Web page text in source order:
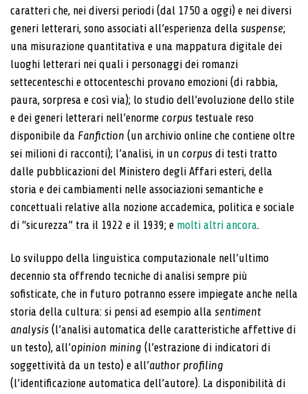
caratteri che, nei diversi periodi (dal 1750 a oggi) e nei diversi
ge­neri letterari, sono associati all’esperienza della suspen­se;
una misurazione quantitativa e una mappatura digi­tale dei
luoghi letterari nei quali i personaggi dei romanzi
settecenteschi e ottocenteschi provano emozioni (di rabbia,
paura, sorpresa e così via); lo studio dell’evolu­zione dello stile
e dei generi letterari nell’enorme corpus testuale reso
disponibile da Fanfiction (un archivio onli­ne che contiene oltre
sei milioni di racconti); l’analisi, in un corpus di testi tratto
dalle pubblicazioni del Ministero degli Affari esteri, della
storia e dei cambiamenti nelle associazioni semantiche e
concettuali relative alla no­zione accademica, politica e sociale
di “sicurezza” tra il 1922 e il 1939; e molti altri ancora.
Lo sviluppo della linguistica computazionale nell’ulti­mo
decennio sta offrendo tecniche di analisi sempre più
sofisticate, che in futuro potranno essere impiega­te anche nella
storia della cultura: si pensi ad esem­pio alla sentiment
analysis (l’analisi automatica delle caratteristiche affettive di
un testo), all’opinion mining (l’estrazione di indicatori di
soggettività da un testo) e all’author profiling
(l’identificazione automatica dell’au­tore). La disponibilità di